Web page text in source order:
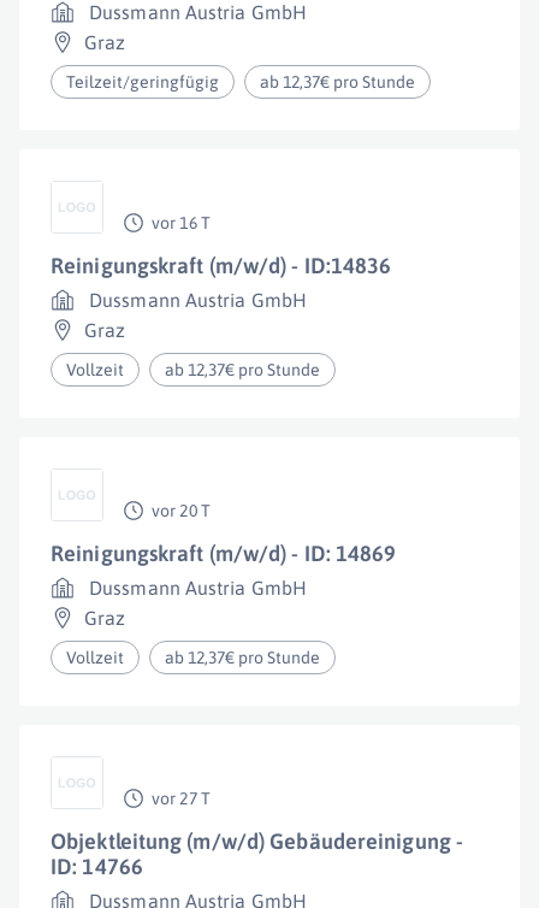
Dussmann Austria GmbH
Graz
Teilzeit/geringfügig ab 12,37€ pro Stunde
vor 16 T
Reinigungskraft (m/w/d) - ID:14836
Dussmann Austria GmbH
Graz
Vollzeit ab 12,37€ pro Stunde
vor 20 T
Reinigungskraft (m/w/d) - ID: 14869
Dussmann Austria GmbH
Graz
Vollzeit ab 12,37€ pro Stunde
vor 27 T
Objektleitung (m/w/d) Gebäudereinigung -
ID: 14766
Dussmann Austria GmbH